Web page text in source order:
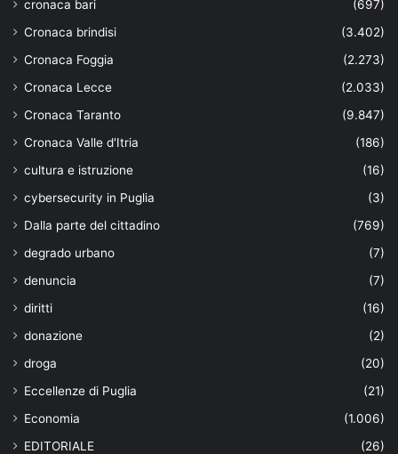
cronaca bari
(697)
Cronaca brindisi
(3.402)
Cronaca Foggia
(2.273)
Cronaca Lecce
(2.033)
Cronaca Taranto
(9.847)
Cronaca Valle d'Itria
(186)
cultura e istruzione
(16)
cybersecurity in Puglia
(3)
Dalla parte del cittadino
(769)
degrado urbano
(7)
denuncia
(7)
diritti
(16)
donazione
(2)
droga
(20)
Eccellenze di Puglia
(21)
Economia
(1.006)
EDITORIALE
(26)